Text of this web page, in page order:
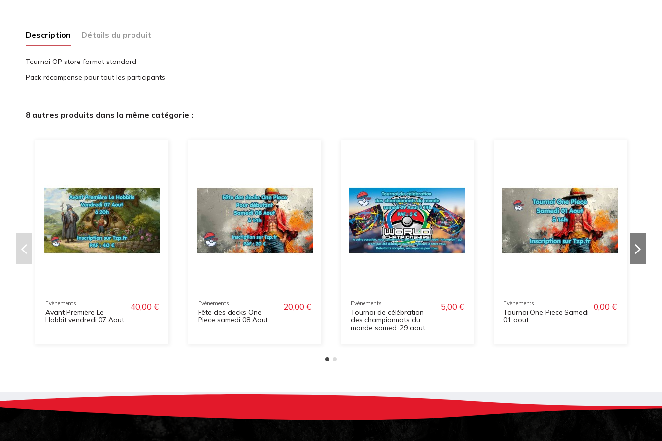
Description Détails du produit
Tournoi OP store format standard
Pack récompense pour tout les participants
8 autres produits dans la même catégorie :
Evènements
Avant Première Le
Hobbit vendredi 07 Aout
40,00 € Evènements
Fête des decks One
Piece samedi 08 Aout
20,00 € Evènements
Tournoi de célébration
des championnats du
monde samedi 29 aout
5,00 € Evènements
Tournoi One Piece Samedi
01 aout
0,00 €